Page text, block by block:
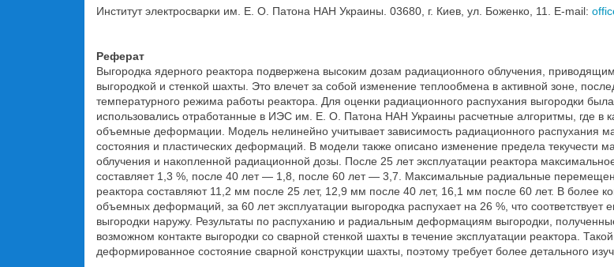
Институт электросварки им. Е. О. Патона НАН Украины. 03680, г. Киев, ул. Боженко, 11. E-mail:
Реферат
Выгородка ядерного реактора подвержена высоким дозам радиационного облучения,
выгородкой и стенкой шахты. Это влечет за собой изменение теплообмена в активной зоне,
температурного режима работы реактора. Для оценки радиационного распухания выгородки
использовались отработанные в ИЭС им. Е. О. Патона НАН Украины расчетные алгоритмы, где в
объемные деформации. Модель нелинейно учитывает зависимость радиационного распухания
состояния и пластических деформаций. В модели также описано изменение предела текучести
облучения и накопленной радиационной дозы. После 25 лет эксплуатации реактора
составляет 1,3 %, после 40 лет — 1,8, после 60 лет — 3,7. Максимальные радиальные
реактора составляют 11,2 мм после 25 лет, 12,9 мм после 40 лет, 16,1 мм после 60 лет. В более
объемных деформаций, за 60 лет эксплуатации выгородка распухает на 26 %, что
выгородки наружу. Результаты по распуханию и радиальным деформациям выгородки,
возможном контакте выгородки со сварной стенкой шахты в течение эксплуатации реактора.
деформированное состояние сварной конструкции шахты, поэтому требует более детального